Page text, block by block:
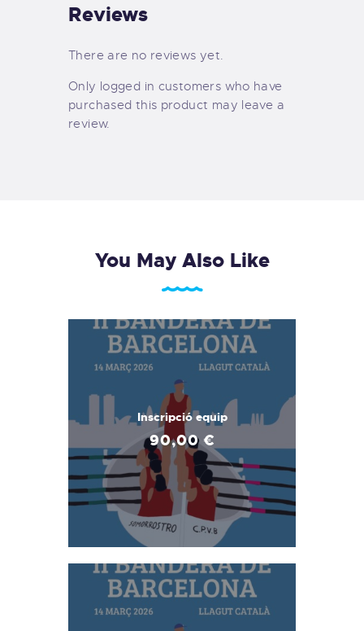
Reviews
There are no reviews yet.
Only logged in customers who have
purchased this product may leave a
review.
You May Also Like
Inscripció equip
90,00 €